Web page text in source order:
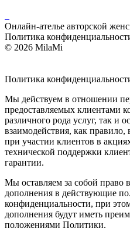
Онлайн-ателье авторской
Политика
© 2026 MilaMi
Политика
Мы действуем в отношении
предоставляемых клиентами
различного рода услуг, так и
взаимодействия, как
при участии клиентов в
технической поддержки
гарантии.
Мы оставляем за собой право
дополнения в действующие
конфиденциальности, при
дополнения будут иметь
положениями Политики.